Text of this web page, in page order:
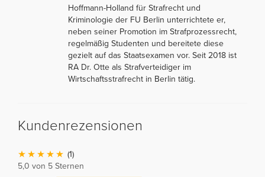
Hoffmann-Holland für Strafrecht und
Kriminologie der FU Berlin unterrichtete er,
neben seiner Promotion im Strafprozessrecht,
regelmäßig Studenten und bereitete diese
gezielt auf das Staatsexamen vor. Seit 2018 ist
RA Dr. Otte als Strafverteidiger im
Wirtschaftsstrafrecht in Berlin tätig.
Kundenrezensionen
(1)
5,0 von 5 Sternen